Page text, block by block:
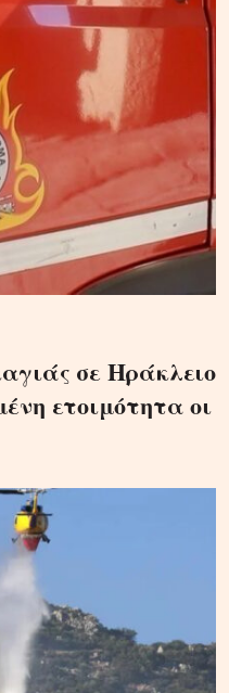
σε Ηράκλειο
ετοιμότητα οι